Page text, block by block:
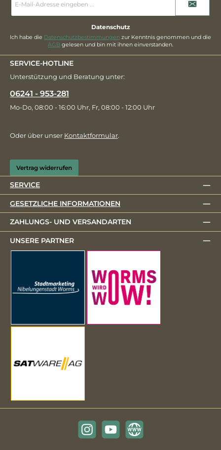
Mail-
*
Datenschutz
Ich habe die Datenschutzbestimmungen zur Kenntnis genommen und die
AGB gelesen und bin mit ihnen einverstanden.
SERVICE-HOTLINE
Unterstützung und Beratung unter:
06241 - 953-281
Mo-Do, 08:00 - 16:00 Uhr, Fr, 08:00 - 12:00 Uhr
Oder über unser Kontaktformular.
Vertrag widerrufen
SERVICE
GESETZLICHE INFORMATIONEN
ZAHLUNGS- UND VERSANDARTEN
UNSERE PARTNER
Instagram YouTube Website